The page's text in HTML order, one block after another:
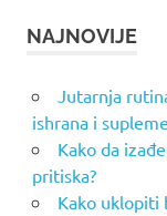
NAJNOVIJE
Jutarnja
ishrana i
Kako da
pritiska?
Kako uklopiti